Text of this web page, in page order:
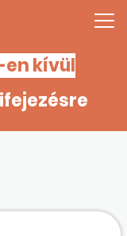
en kívül